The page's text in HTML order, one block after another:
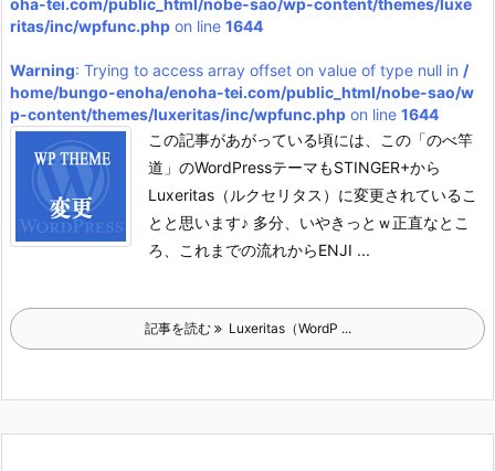
oha-tei.com/public_html/nobe-sao/wp-content/themes/luxe
ritas/inc/wpfunc.php on line 1644
Warning: Trying to access array offset on value of type null in /
home/bungo-enoha/enoha-tei.com/public_html/nobe-sao/w
p-content/themes/luxeritas/inc/wpfunc.php on line 1644
この記事があがっている頃には、この「のべ竿
道」のWordPressテーマもSTINGER+から
Luxeritas（ルクセリタス）に変更されているこ
とと思います♪ 多分、いやきっとｗ正直なとこ
ろ、これまでの流れからENJI ...
記事を読む Luxeritas（WordP ...